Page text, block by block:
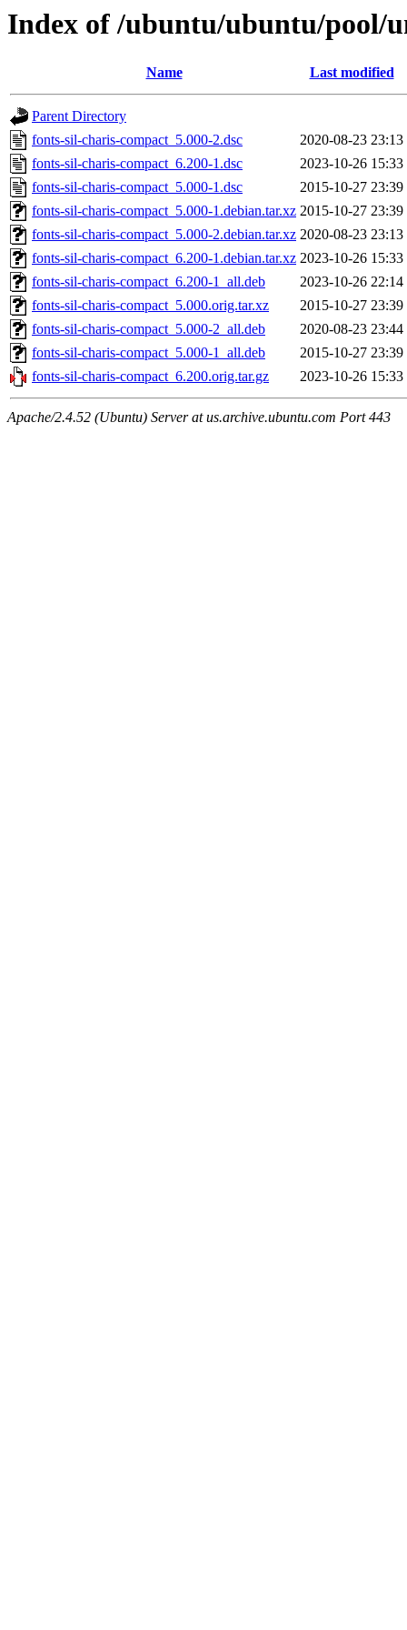
Index of /ubuntu/ubuntu/pool/
Name Last modified
Parent Directory
fonts-sil-charis-compact_5.000-2.dsc
2020-08-23 23:13
fonts-sil-charis-compact_6.200-1.dsc
2023-10-26 15:33
fonts-sil-charis-compact_5.000-1.dsc
2015-10-27 23:39
fonts-sil-charis-compact_5.000-1.debian.tar.xz 2015-10-27 23:39
fonts-sil-charis-compact_5.000-2.debian.tar.xz 2020-08-23 23:13
fonts-sil-charis-compact_6.200-1.debian.tar.xz 2023-10-26 15:33
fonts-sil-charis-compact_6.200-1_all.deb
2023-10-26 22:14
fonts-sil-charis-compact_5.000.orig.tar.xz
2015-10-27 23:39
fonts-sil-charis-compact_5.000-2_all.deb
2020-08-23 23:44
fonts-sil-charis-compact_5.000-1_all.deb
2015-10-27 23:39
fonts-sil-charis-compact_6.200.orig.tar.gz
2023-10-26 15:33
Apache/2.4.52 (Ubuntu) Server at us.archive.ubuntu.com Port 443